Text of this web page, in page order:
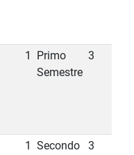
1
Primo
Semestre
3
1
Secondo
3